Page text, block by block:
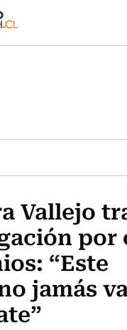
directamente al
y TV Usach
Vallejo
por
“Este
jamás